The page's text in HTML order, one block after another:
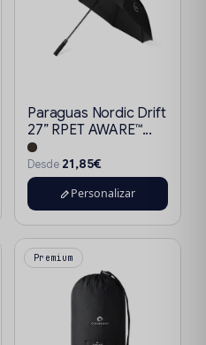
Paraguas Nordic Drift
27” RPET AWARE™...
Desde 21,85€
Personalizar
Premium